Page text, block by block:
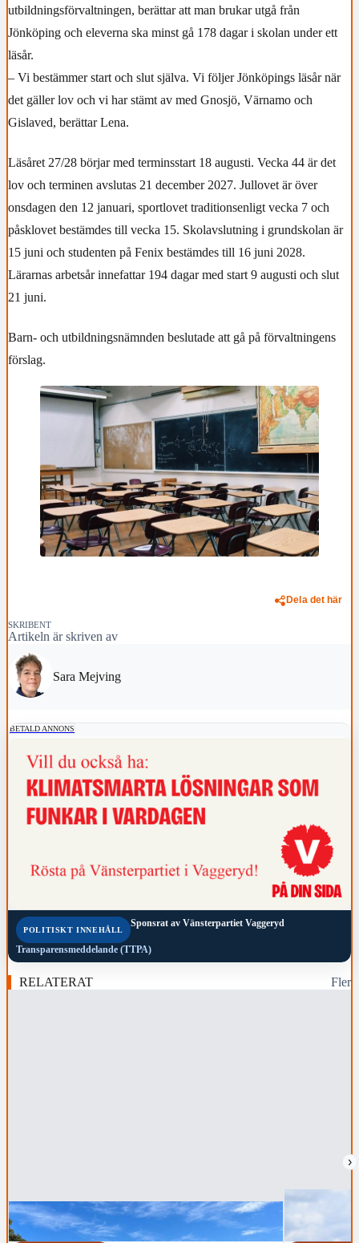
utbildningsförvaltningen, berättar att man brukar utgå från
Jönköping och eleverna ska minst gå 178 dagar i skolan under ett
läsår.
– Vi bestämmer start och slut själva. Vi följer Jönköpings läsår när
det gäller lov och vi har stämt av med Gnosjö, Värnamo och
Gislaved, berättar Lena.
Läsåret 27/28 börjar med terminsstart 18 augusti. Vecka 44 är det
lov och terminen avslutas 21 december 2027. Jullovet är över
onsdagen den 12 januari, sportlovet traditionsenligt vecka 7 och
påsklovet bestämdes till vecka 15. Skolavslutning i grundskolan är
15 juni och studenten på Fenix bestämdes till 16 juni 2028.
Lärarnas arbetsår innefattar 194 dagar med start 9 augusti och slut
21 juni.
Barn- och utbildningsnämnden beslutade att gå på förvaltningens
förslag.
Dela det här
SKRIBENT
Artikeln är skriven av
Sara Mejving
BETALD ANNONS
POLITISKT INNEHÅLL
Sponsrat av Vänsterpartiet Vaggeryd
Transparensmeddelande (TTPA)
RELATERAT Fler
›